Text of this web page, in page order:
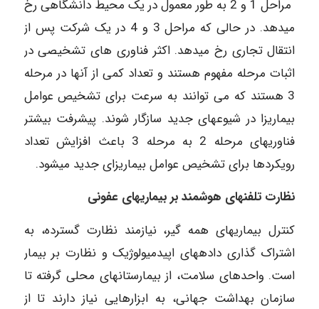
مراحل 1 و 2 به طور معمول در یک محیط دانشگاهی رخ
می‎دهد. در حالی که مراحل 3 و 4 در یک شرکت پس از
انتقال تجاری رخ می‎دهد. اکثر فناوری ‎های تشخیصی در
اثبات مرحله مفهوم هستند و تعداد کمی از آنها در مرحله
3 هستند که می ‎توانند به سرعت برای تشخیص عوامل
بیماریزا در شیوع‎های جدید سازگار شوند. پیشرفت بیشتر
فناوری‎های مرحله 2 به مرحله 3 باعث افزایش تعداد
رویکردها برای تشخیص عوامل بیماری‎زای جدید می‎شود.
نظارت تلفن‎های هوشمند بر بیماری‎های عفونی
کنترل بیماری‎های همه گیر، نیازمند نظارت گسترده، به
اشتراک گذاری داده‎های اپیدمیولوژیک و نظارت بر بیمار
است. واحدهای سلامت، از بیمارستان‎های محلی گرفته تا
سازمان بهداشت جهانی، به ابزارهایی نیاز دارند تا از